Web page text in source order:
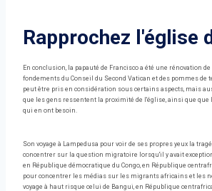
Rapprochez l'église
En conclusion, la papauté de Francisco a été une rénovation
fondements du Conseil du Second Vatican et des pommes de
peut être pris en considération sous certains aspects, mais
que les gens ressentent la proximité de l'église, ainsi que que
qui en ont besoin.
Son voyage à Lampedusa pour voir de ses propres yeux la
concentrer sur la question migratoire lorsqu'il y avait
en République démocratique du Congo, en République
pour concentrer les médias sur les migrants africains et les
voyage à haut risque celui de Bangui, en République